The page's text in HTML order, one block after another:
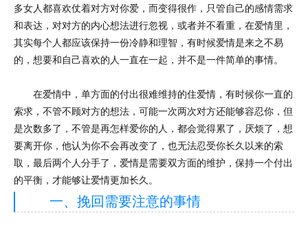
多女人都喜欢仗着对方对你爱，而变得很作，只管自己的感情需求
和表达，对对方的内心想法进行忽视，或者并不看重，在爱情里，
其实每个人都应该保持一份冷静和理智，有时候爱情是来之不易
的，想要和自己喜欢的人一直在一起，并不是一件简单的事情。
在爱情中，单方面的付出很难维持的住爱情，有时候你一直的
索求，不管不顾对方的想法，可能一次两次对方还能够容忍你，但
是次数多了，不管是再怎样爱你的人，都会觉得累了，厌烦了，想
要离开你，他认为你不会再改变了，也无法忍受你长久以来的索
取，最后两个人分手了，爱情是需要双方面的维护，保持一个付出
的平衡，才能够让爱情更加长久。
一、挽回需要注意的事情